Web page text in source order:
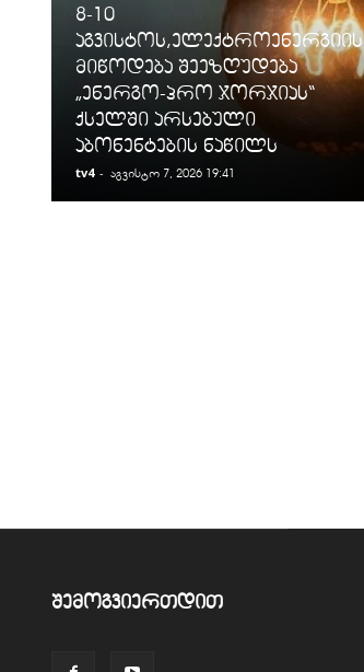
8-10
აგვისტოს,ელექტროენერგიის
მიწოდება შეეზღუდება
„ენერგო-პრო ჯორჯიას“
ქსელში არსებული
აბონენტების ნაწილს
tv4 - აგვისტო 7, 2026 19:41
შემოგვიერთდით